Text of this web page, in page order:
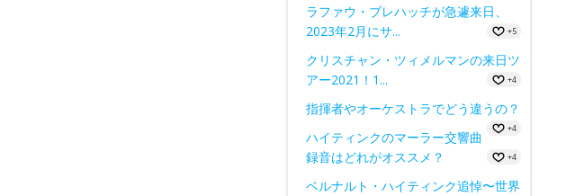
ラファウ・ブレハッチが急遽来日、
2023年2月にサ...
+5
クリスチャン・ツィメルマンの来日ツ
アー2021！1...
+4
指揮者やオーケストラでどう違うの？
+4
ハイティンクのマーラー交響曲
録音はどれがオススメ？
+4
ベルナルト・ハイティンク追悼〜世界